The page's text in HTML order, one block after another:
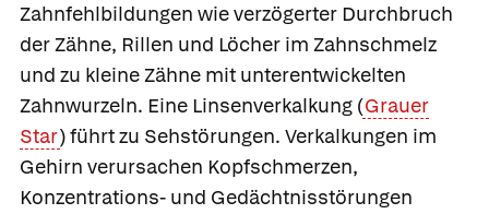
Zahnfehlbildungen wie verzögerter Durchbruch
der Zähne, Rillen und Löcher im Zahnschmelz
und zu kleine Zähne mit unterentwickelten
Zahnwurzeln. Eine Linsenverkalkung (Grauer
Star) führt zu Sehstörungen. Verkalkungen im
Gehirn verursachen Kopfschmerzen,
Konzentrations- und Gedächtnisstörungen